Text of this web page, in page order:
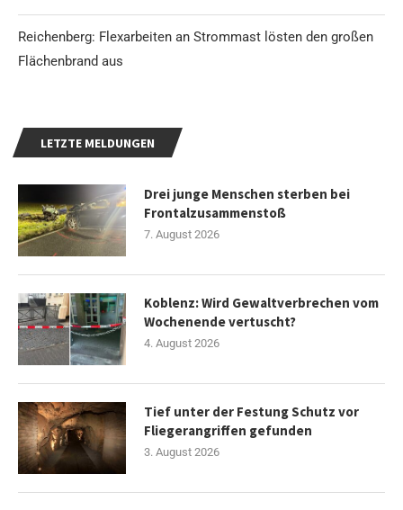
Reichenberg: Flexarbeiten an Strommast lösten den großen
Flächenbrand aus
LETZTE MELDUNGEN
Drei junge Menschen sterben bei
Frontalzusammenstoß
7. August 2026
Koblenz: Wird Gewaltverbrechen vom
Wochenende vertuscht?
4. August 2026
Tief unter der Festung Schutz vor
Fliegerangriffen gefunden
3. August 2026